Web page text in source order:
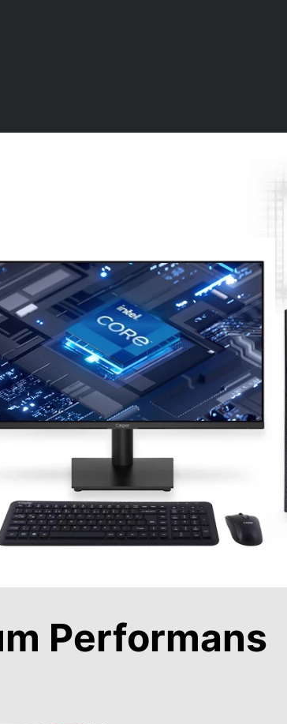
Performans